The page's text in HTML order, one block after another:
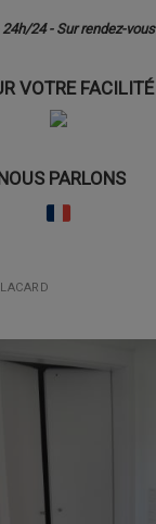
24 - Sur rendez-vous
VOTRE FACILITÉ
PARLONS